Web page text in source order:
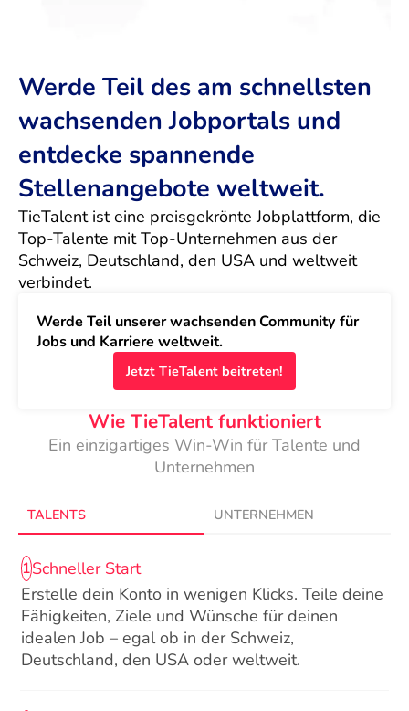
Werde Teil des am schnellsten
wachsenden Jobportals und
entdecke spannende
Stellenangebote weltweit.
TieTalent ist eine preisgekrönte Jobplattform, die
Top-Talente mit Top-Unternehmen aus der
Schweiz, Deutschland, den USA und weltweit
verbindet.
Werde Teil unserer wachsenden Community für
Jobs und Karriere weltweit.
Jetzt TieTalent beitreten!
Wie TieTalent funktioniert
Ein einzigartiges Win-Win für Talente und
Unternehmen
TALENTS UNTERNEHMEN
1Schneller Start
Erstelle dein Konto in wenigen Klicks. Teile deine
Fähigkeiten, Ziele und Wünsche für deinen
idealen Job – egal ob in der Schweiz,
Deutschland, den USA oder weltweit.